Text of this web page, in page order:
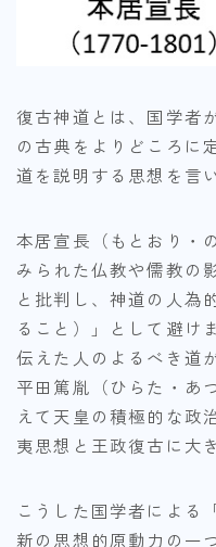
復古神道とは、国学者
の古典をよりどころに
道を説明する思想を言
本居宣長（もとおり・
みられた仏教や儒教の
と批判し、神道の人為
ること）」として避け
伝えた人のよるべき道
平田篤胤（ひらた・あ
えて天皇の積極的な政
夷思想と王政復古に大
こうした国学者による
新の思想的原動力の一